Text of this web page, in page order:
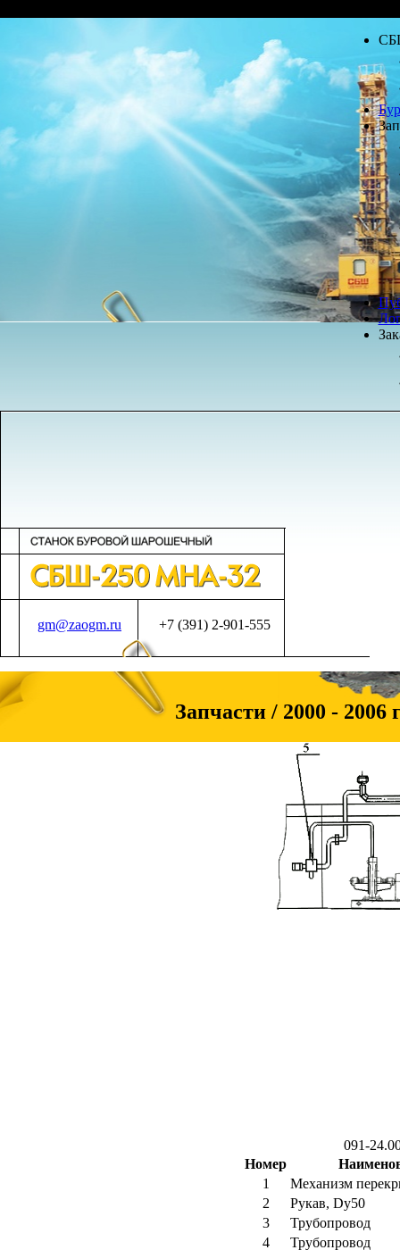
gm@zaogm.ru +7 (391) 2-901-555
Запчасти / 2000 -
091-
Номер
1
Механизм
2
Рукав, Dy50
3
Трубопровод
4
Трубопровод